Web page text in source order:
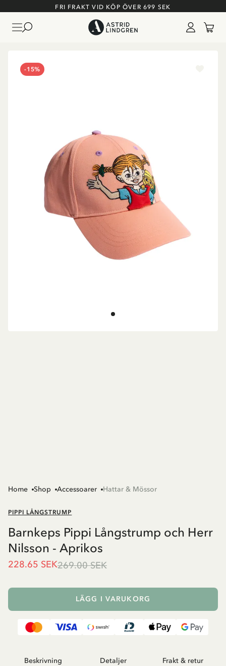
FRI FRAKT VID KÖP ÖVER 699 SEK
-15%
Home Shop Accessoarer Hattar & Mössor
PIPPI LÅNGSTRUMP
Barnkeps Pippi Långstrump och Herr
Nilsson - Aprikos
228.65 SEK269.00 SEK
LÄGG I VARUKORG
Beskrivning Detaljer Frakt & retur